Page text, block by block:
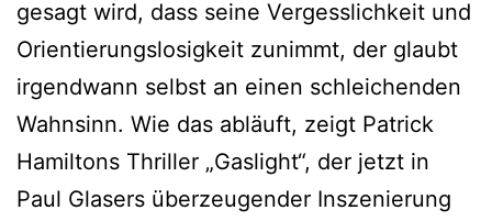
gesagt wird, dass seine Vergesslichkeit und
Orientierungslosigkeit zunimmt, der glaubt
irgendwann selbst an einen schleichenden
Wahnsinn. Wie das abläuft, zeigt Patrick
Hamiltons Thriller „Gaslight“, der jetzt in
Paul Glasers überzeugender Inszenierung